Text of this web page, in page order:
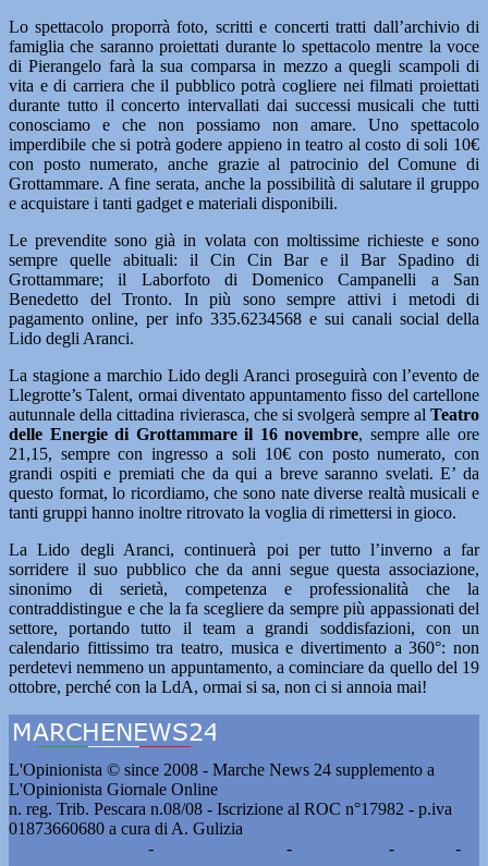
Lo spettacolo proporrà foto, scritti e concerti tratti dall’archivio di
famiglia che saranno proiettati durante lo spettacolo mentre la voce
di Pierangelo farà la sua comparsa in mezzo a quegli scampoli di
vita e di carriera che il pubblico potrà cogliere nei filmati proiettati
durante tutto il concerto intervallati dai successi musicali che tutti
conosciamo e che non possiamo non amare. Uno spettacolo
imperdibile che si potrà godere appieno in teatro al costo di soli 10€
con posto numerato, anche grazie al patrocinio del Comune di
Grottammare. A fine serata, anche la possibilità di salutare il gruppo
e acquistare i tanti gadget e materiali disponibili.
Le prevendite sono già in volata con moltissime richieste e sono
sempre quelle abituali: il Cin Cin Bar e il Bar Spadino di
Grottammare; il Laborfoto di Domenico Campanelli a San
Benedetto del Tronto. In più sono sempre attivi i metodi di
pagamento online, per info 335.6234568 e sui canali social della
Lido degli Aranci.
La stagione a marchio Lido degli Aranci proseguirà con l’evento de
Llegrotte’s Talent, ormai diventato appuntamento fisso del cartellone
autunnale della cittadina rivierasca, che si svolgerà sempre al Teatro
delle Energie di Grottammare il 16 novembre, sempre alle ore
21,15, sempre con ingresso a soli 10€ con posto numerato, con
grandi ospiti e premiati che da qui a breve saranno svelati. E’ da
questo format, lo ricordiamo, che sono nate diverse realtà musicali e
tanti gruppi hanno inoltre ritrovato la voglia di rimettersi in gioco.
La Lido degli Aranci, continuerà poi per tutto l’inverno a far
sorridere il suo pubblico che da anni segue questa associazione,
sinonimo di serietà, competenza e professionalità che la
contraddistingue e che la fa scegliere da sempre più appassionati del
settore, portando tutto il team a grandi soddisfazioni, con un
calendario fittissimo tra teatro, musica e divertimento a 360°: non
perdetevi nemmeno un appuntamento, a cominciare da quello del 19
ottobre, perché con la LdA, ormai si sa, non ci si annoia mai!
L'Opinionista © since 2008 - Marche News 24 supplemento a
L'Opinionista Giornale Online
n. reg. Trib. Pescara n.08/08 - Iscrizione al ROC n°17982 - p.iva
01873660680 a cura di A. Gulizia
- - -
-